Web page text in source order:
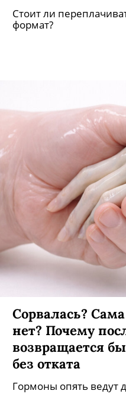
Стоит ли
формат?
Сорвалась?
нет? Почему
возвращается
без отката
Гормоны опять ведут